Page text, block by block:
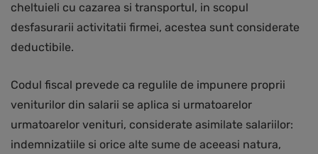
cheltuieli cu cazarea si transportul, in scopul
desfasurarii activitatii firmei, acestea sunt considerate
deductibile.
Codul fiscal prevede ca regulile de impunere proprii
veniturilor din salarii se aplica si urmatoarelor
urmatoarelor venituri, considerate asimilate salariilor:
indemnizatiile si orice alte sume de aceeasi natura,